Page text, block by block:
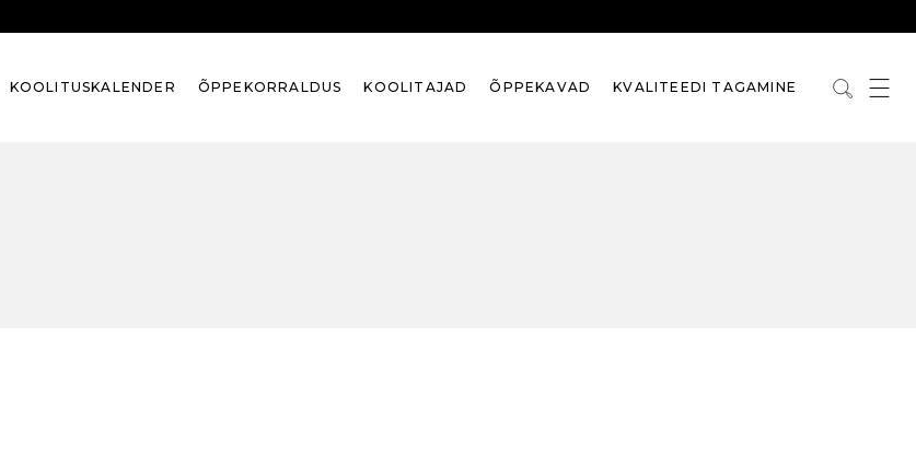
KOOLITUSKALENDER ÕPPEKORRALDUS KOOLITAJAD ÕPPEKAVAD KVALITEEDI TAGAMINE